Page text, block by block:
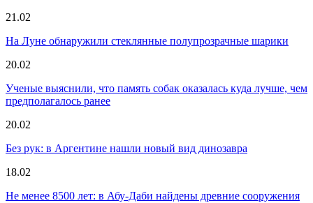
21.02
На Луне обнаружили стеклянные полупрозрачные шарики
20.02
Ученые выяснили, что память собак оказалась куда лучше, чем
предполагалось ранее
20.02
Без рук: в Аргентине нашли новый вид динозавра
18.02
Не менее 8500 лет: в Абу-Даби найдены древние сооружения